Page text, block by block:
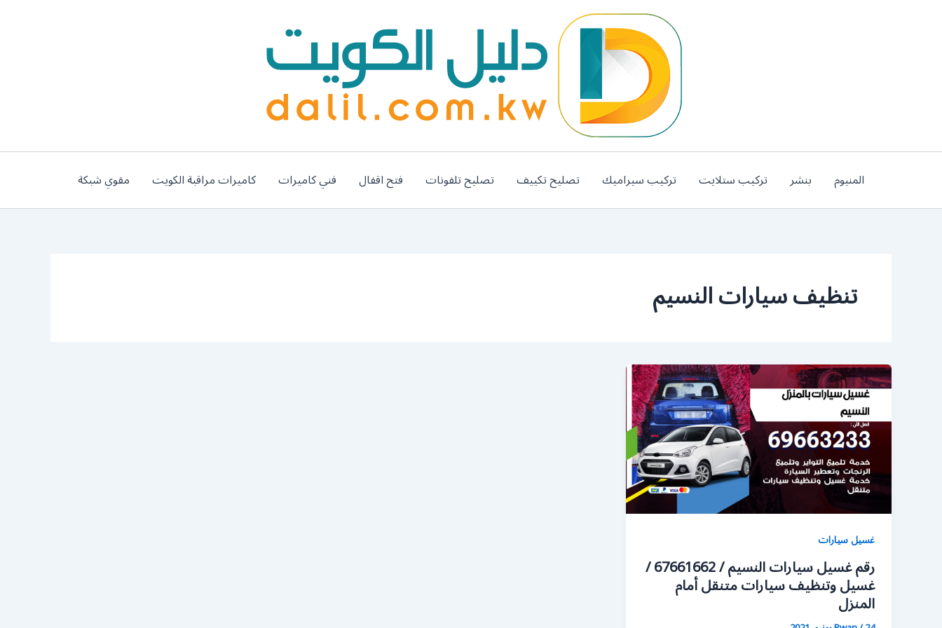
المنيوم بنشر تركيب ستلايت تركيب سيراميك تصليح تكييف تصليح تلفونات فتح اقفال فني كاميرات كاميرات مراقبة الكويت مقوي شبكة
تنظيف سيارات النسيم
غسيل سيارات
رقم غسيل سيارات النسيم / 67661662 /
غسيل وتنظيف سيارات متنقل أمام
المنزل